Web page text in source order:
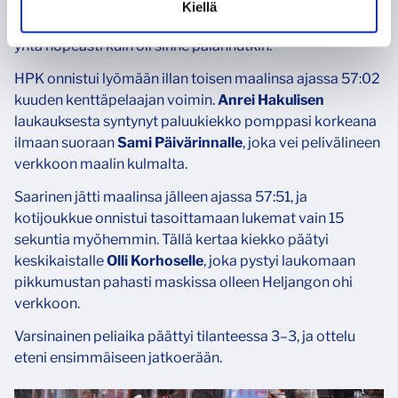
Kiellä
yhtä nopeasti kuin oli sinne palannutkin.
HPK onnistui lyömään illan toisen maalinsa ajassa 57:02
kuuden kenttäpelaajan voimin.Anrei Hakulisen
laukauksesta syntynyt paluukiekko pomppasi korkeana
ilmaan suoraanSami Päivärinnalle, joka vei pelivälineen
verkkoon maalin kulmalta.
Saarinen jätti maalinsa jälleen ajassa 57:51, ja
kotijoukkue onnistui tasoittamaan lukemat vain 15
sekuntia myöhemmin. Tällä kertaa kiekko päätyi
keskikaistalleOlli Korhoselle, joka pystyi laukomaan
pikkumustan pahasti maskissa olleen Heljangon ohi
verkkoon.
Varsinainen peliaika päättyi tilanteessa 3–3, ja ottelu
eteni ensimmäiseen jatkoerään.